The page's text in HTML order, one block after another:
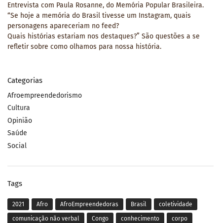
Entrevista com Paula Rosanne, do Memória Popular Brasileira.
“Se hoje a memória do Brasil tivesse um Instagram, quais
personagens apareceriam no feed?
Quais histórias estariam nos destaques?” São questões a se
refletir sobre como olhamos para nossa história.
Categorias
Afroempreendedorismo
Cultura
Opinião
Saúde
Social
Tags
2021 Afro AfroEmpreendedoras Brasil coletividade
comunicação não verbal Congo conhecimento corpo